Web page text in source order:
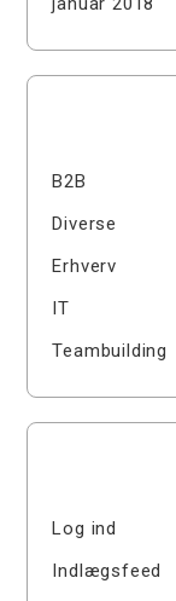
B2B
Diverse
Erhverv
IT
Teambuilding
Log ind
Indlægsfeed